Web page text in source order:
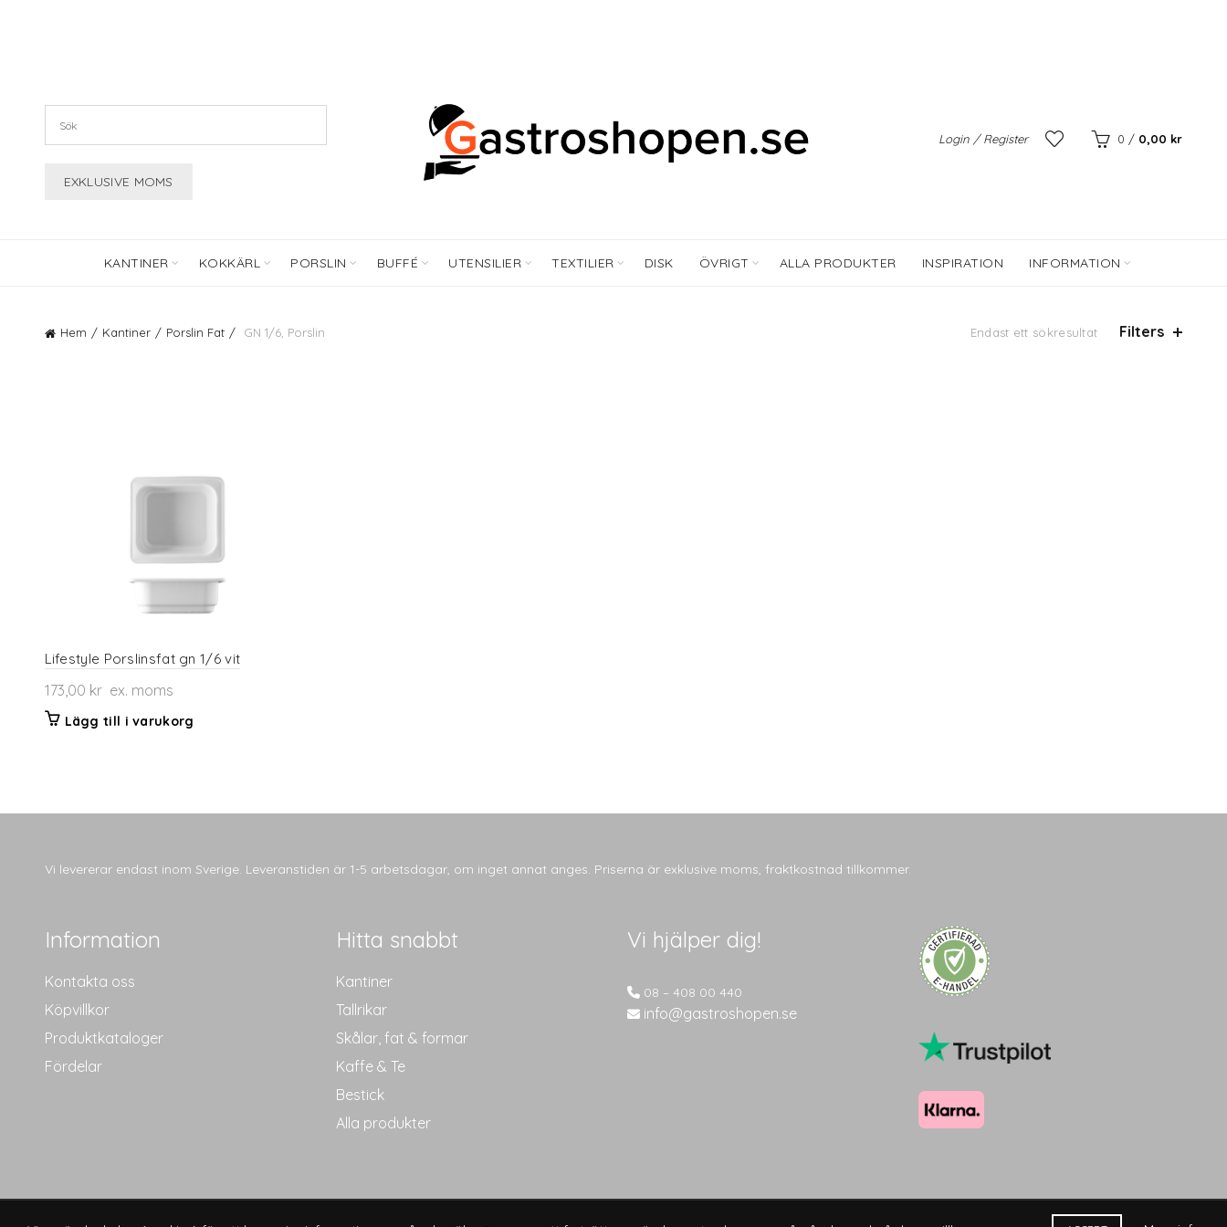
Login / Register 0 / 0,00 kr
KANTINER KOKKÄRL PORSLIN BUFFÉ UTENSILIER TEXTILIER DISK ÖVRIGT ALLA PRODUKTER INSPIRATION INFORMATION
Hem Kantiner Porslin Fat GN 1/6, Porslin Endast ett sökresultat Filters
Lifestyle Porslinsfat gn 1/6 vit
173,00 krex. moms
Lägg till i varukorg
Vi levererar endast inom Sverige. Leveranstiden är 1-5 arbetsdagar, om inget annat anges. Priserna är exklusive moms, fraktkostnad tillkommer.
Information
Kontakta oss
Köpvillkor
Produktkataloger
Fördelar
Hitta snabbt
Kantiner
Tallrikar
Skålar, fat & formar
Kaffe & Te
Bestick
Alla produkter
Vi hjälper dig!
08 – 408 00 440
info@gastroshopen.se